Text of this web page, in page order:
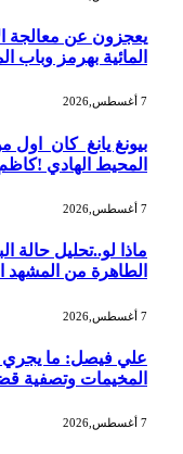
يعجزون عن معالجة
المائية بهرمز وباب
بيونغ يانغ كان اول
المحيط الهادي
ماذا لو..تحليل حالة
الطاهرة من المشهد
علي فيصل: ما يجري
المخيمات وتصفية